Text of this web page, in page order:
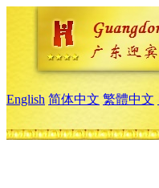
English 简体中文 繁體中文